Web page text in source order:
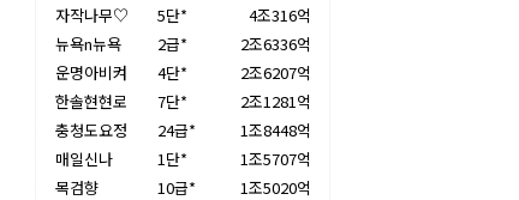
자작나무♡
5단*
4조316억
뉴욕n뉴욕
2급*
2조6336억
운명아비켜
4단*
2조6207억
한솔현현로
7단*
2조1281억
충청도요정
24급*
1조8448억
매일신나
1단*
1조5707억
목검향
10급*
1조5020억